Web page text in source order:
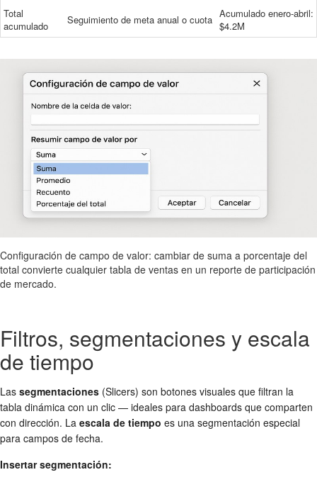
Total
acumulado
Seguimiento de meta anual o cuota Acumulado enero-abril:
$4.2M
Configuración de campo de valor: cambiar de suma a porcentaje del
total convierte cualquier tabla de ventas en un reporte de participación
de mercado.
Filtros, segmentaciones y escala
de tiempo
Las segmentaciones (Slicers) son botones visuales que filtran la
tabla dinámica con un clic — ideales para dashboards que comparten
con dirección. La escala de tiempo es una segmentación especial
para campos de fecha.
Insertar segmentación: